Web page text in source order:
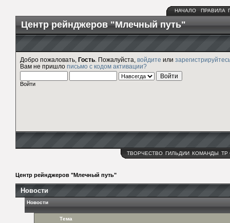
НАЧАЛО ПРАВИЛА
Центр рейнджеров "Млечный путь"
Добро пожаловать, Гость . Пожалуйста, войдите или
Вам не пришло письмо с кодом активации?
Войти
ТВОРЧЕСТВО ГИЛЬДИИ КОМАНДЫ ТР
Центр рейнджеров "Млечный путь"
Новости
Новости
Тема